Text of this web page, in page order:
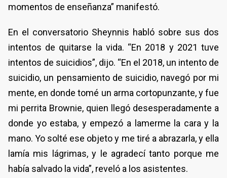
momentos de enseñanza” manifestó.
En el conversatorio Sheynnis habló sobre sus dos
intentos de quitarse la vida. “En 2018 y 2021 tuve
intentos de suicidios”, dijo. “En el 2018, un intento de
suicidio, un pensamiento de suicidio, navegó por mi
mente, en donde tomé un arma cortopunzante, y fue
mi perrita Brownie, quien llegó desesperadamente a
donde yo estaba, y empezó a lamerme la cara y la
mano. Yo solté ese objeto y me tiré a abrazarla, y ella
lamía mis lágrimas, y le agradecí tanto porque me
había salvado la vida”, reveló a los asistentes.